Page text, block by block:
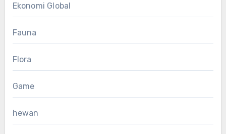
Ekonomi Global
Fauna
Flora
Game
hewan